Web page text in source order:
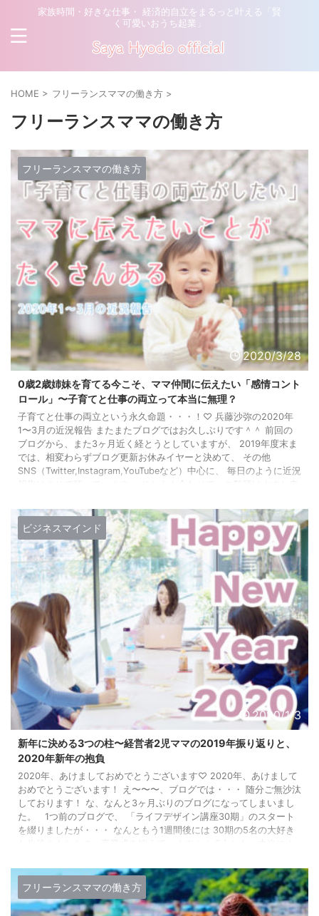
家族時間・好きな仕事・ 経済的自立をまるっと叶える「賢
く可愛いおうち起業」
HOME > フリーランスママの働き方 >
フリーランスママの働き方
フリーランスママの働き方
2020/3/28
0歳2歳姉妹を育てる今こそ、ママ仲間に伝えたい「感情コント
ロール」〜子育てと仕事の両立って本当に無理？
子育てと仕事の両立という永久命題・・・！♡ 兵藤沙弥の2020年
1〜3月の近況報告 またまたブログではお久しぶりです＾＾ 前回の
ブログから、また3ヶ月近く経とうとしていますが、 2019年度末ま
では、相変わらずブログ更新お休みイヤーと決めて、 その他
SNS（Twitter,Instagram,YouTubeなど）中心に、 毎日のように近況
と、、、 2020年1〜3月の大き ...
ビジネスマインド
2020/1/3
新年に決める3つの柱〜経営者2児ママの2019年振り返りと、
2020年新年の抱負
2020年、あけましておめでとうございます♡ 2020年、あけまして
おめでとうございます！ え〜〜〜、ブログでは・・・ 随分ご無沙汰
しております！ な、なんと3ヶ月ぶりのブログになってしまいまし
た。 1つ前のブログで、 「ライフデザイン講座30期」のスタート
を綴りましたが・・・ なんともう1週間後には 30期の5名の大好き
て私の誇りです＾＾ 元来、ブログで講座のレポート ...
フリーランスママの働き方